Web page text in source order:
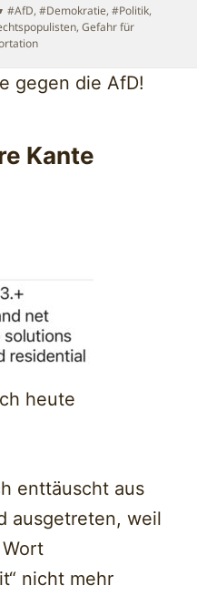
Kategorien
#AfD,#Demokratie,#Politik,
,Gefahr für
Kante
heute
enttäuscht aus
ausgetreten, weil
nicht mehr